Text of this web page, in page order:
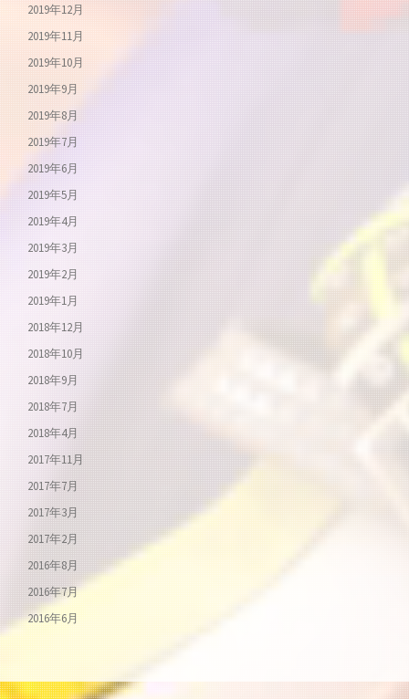
2019年12月
2019年11月
2019年10月
2019年9月
2019年8月
2019年7月
2019年6月
2019年5月
2019年4月
2019年3月
2019年2月
2019年1月
2018年12月
2018年10月
2018年9月
2018年7月
2018年4月
2017年11月
2017年7月
2017年3月
2017年2月
2016年8月
2016年7月
2016年6月